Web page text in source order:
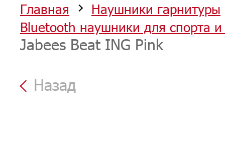
Главная
Наушники гарнитуры
Bluetooth наушники для спорта и
Jabees Beat ING Pink
Назад